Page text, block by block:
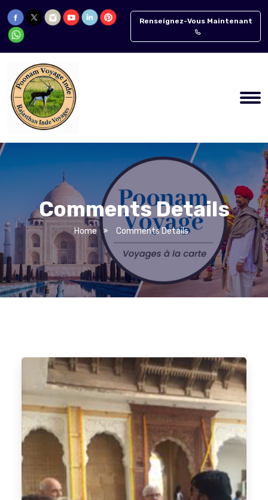
Renseignez-Vous Maintenant
Comments Details
Home Comments Details